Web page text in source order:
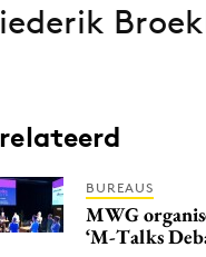
BUREAUS
MWG
‘M-Talks